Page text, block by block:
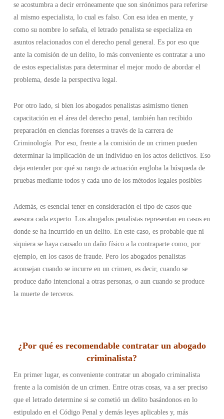
se acostumbra a decir erróneamente que son sinónimos para referirse
al mismo especialista, lo cual es falso. Con esa idea en mente, y
como su nombre lo señala, el letrado penalista se especializa en
asuntos relacionados con el derecho penal general. Es por eso que
ante la comisión de un delito, lo más conveniente es contratar a uno
de estos especialistas para determinar el mejor modo de abordar el
problema, desde la perspectiva legal.
Por otro lado, si bien los abogados penalistas asimismo tienen
capacitación en el área del derecho penal, también han recibido
preparación en ciencias forenses a través de la carrera de
Criminología. Por eso, frente a la comisión de un crimen pueden
determinar la implicación de un individuo en los actos delictivos. Eso
deja entender por qué su rango de actuación engloba la búsqueda de
pruebas mediante todos y cada uno de los métodos legales posibles
Además, es esencial tener en consideración el tipo de casos que
asesora cada experto. Los abogados penalistas representan en casos en
donde se ha incurrido en un delito. En este caso, es probable que ni
siquiera se haya causado un daño físico a la contraparte como, por
ejemplo, en los casos de fraude. Pero los abogados penalistas
aconsejan cuando se incurre en un crimen, es decir, cuando se
produce daño intencional a otras personas, o aun cuando se produce
la muerte de terceros.
¿Por qué es recomendable contratar un abogado
criminalista?
En primer lugar, es conveniente contratar un abogado criminalista
frente a la comisión de un crimen. Entre otras cosas, va a ser preciso
que el letrado determine si se cometió un delito basándonos en lo
estipulado en el Código Penal y demás leyes aplicables y, más